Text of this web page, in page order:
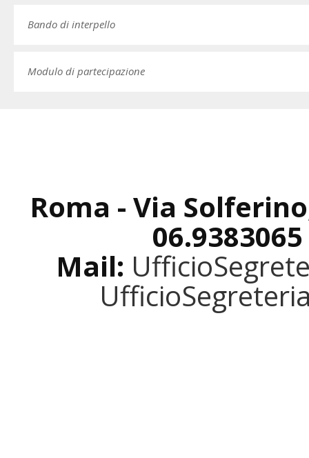
Bando di interpello
Modulo di partecipazione
Roma - Via
Mail: